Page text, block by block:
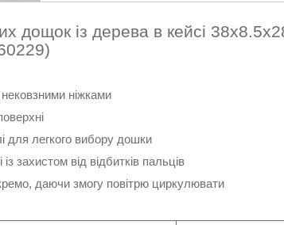
дощок із дерева в кейсі
ніжками
для легкого вибору дошки
із захистом від відбитків пальців
даючи змогу повітрю циркулювати